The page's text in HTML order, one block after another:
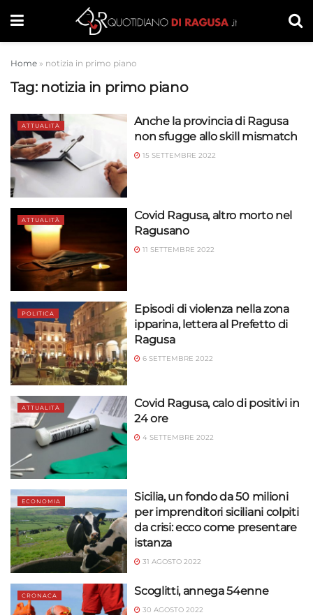
Home » notizia in primo piano
Tag: notizia in primo piano
ATTUALITÀ
Anche la provincia di Ragusa
non sfugge allo skill mismatch
15 SETTEMBRE 2022
ATTUALITÀ
Covid Ragusa, altro morto nel
Ragusano
11 SETTEMBRE 2022
POLITICA
Episodi di violenza nella zona
ipparina, lettera al Prefetto di
Ragusa
6 SETTEMBRE 2022
ATTUALITÀ
Covid Ragusa, calo di positivi in
24 ore
4 SETTEMBRE 2022
ECONOMIA
Sicilia, un fondo da 50 milioni
per imprenditori siciliani colpiti
da crisi: ecco come presentare
istanza
31 AGOSTO 2022
CRONACA Scoglitti, annega 54enne
30 AGOSTO 2022